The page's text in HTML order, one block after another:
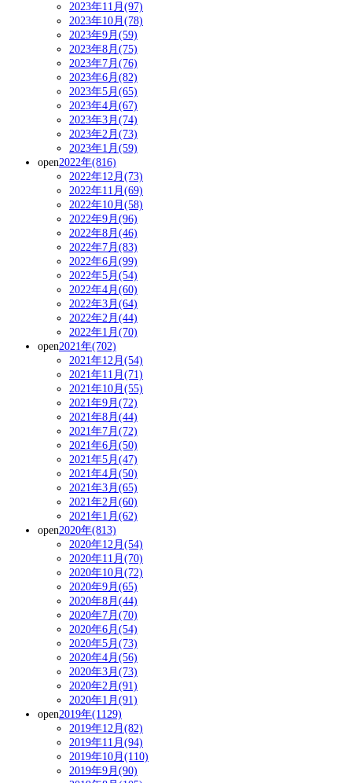
2023年11月(97)
2023年10月(78)
2023年9月(59)
2023年8月(75)
2023年7月(76)
2023年6月(82)
2023年5月(65)
2023年4月(67)
2023年3月(74)
2023年2月(73)
2023年1月(59)
open2022年(816)
2022年12月(73)
2022年11月(69)
2022年10月(58)
2022年9月(96)
2022年8月(46)
2022年7月(83)
2022年6月(99)
2022年5月(54)
2022年4月(60)
2022年3月(64)
2022年2月(44)
2022年1月(70)
open2021年(702)
2021年12月(54)
2021年11月(71)
2021年10月(55)
2021年9月(72)
2021年8月(44)
2021年7月(72)
2021年6月(50)
2021年5月(47)
2021年4月(50)
2021年3月(65)
2021年2月(60)
2021年1月(62)
open2020年(813)
2020年12月(54)
2020年11月(70)
2020年10月(72)
2020年9月(65)
2020年8月(44)
2020年7月(70)
2020年6月(54)
2020年5月(73)
2020年4月(56)
2020年3月(73)
2020年2月(91)
2020年1月(91)
open2019年(1129)
2019年12月(82)
2019年11月(94)
2019年10月(110)
2019年9月(90)